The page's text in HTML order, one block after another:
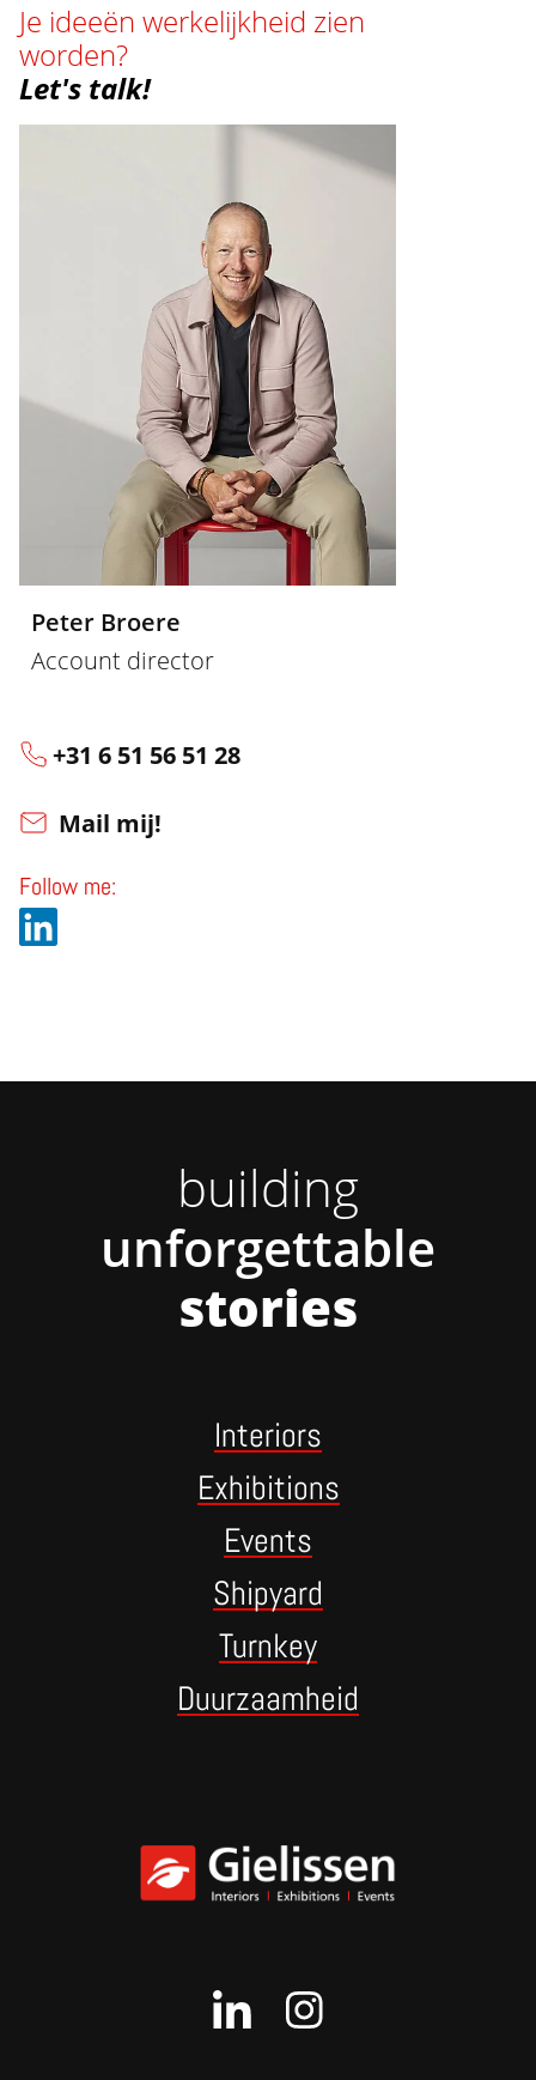
Je ideeën werkelijkheid zien
worden?
Let's talk!
Peter Broere
Account director
+31 6 51 56 51 28
Mail mij!
Follow me:
building
unforgettable
stories
Interiors
Exhibitions
Events
Shipyard
Turnkey
Duurzaamheid